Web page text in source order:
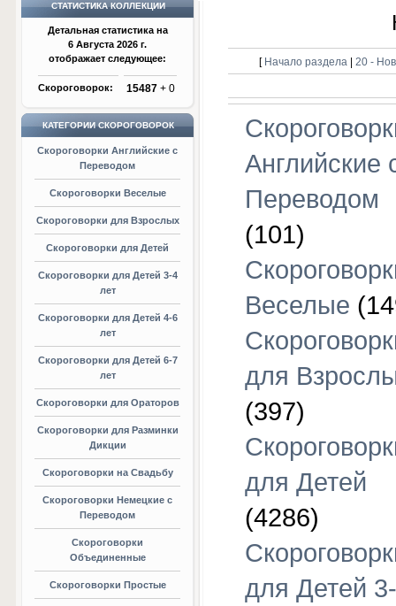
СТАТИСТИКА КОЛЛЕКЦИИ
Детальная статистика на
6 Августа 2026 г.
отображает следующее:
Скороговорок: 15487 + 0
КАТЕГОРИИ СКОРОГОВОРОК
Скороговорки Английские с
Переводом
Скороговорки Веселые
Скороговорки для Взрослых
Скороговорки для Детей
Скороговорки для Детей 3-4
лет
Скороговорки для Детей 4-6
лет
Скороговорки для Детей 6-7
лет
Скороговорки для Ораторов
Скороговорки для Разминки
Дикции
Скороговорки на Свадьбу
Скороговорки Немецкие с
Переводом
Скороговорки
Объединенные
Скороговорки Простые
[ Начало раздела | 20 -
Английские
Переводом
(101)
Веселые
для
(397)
для Детей
(4286)
для Детей